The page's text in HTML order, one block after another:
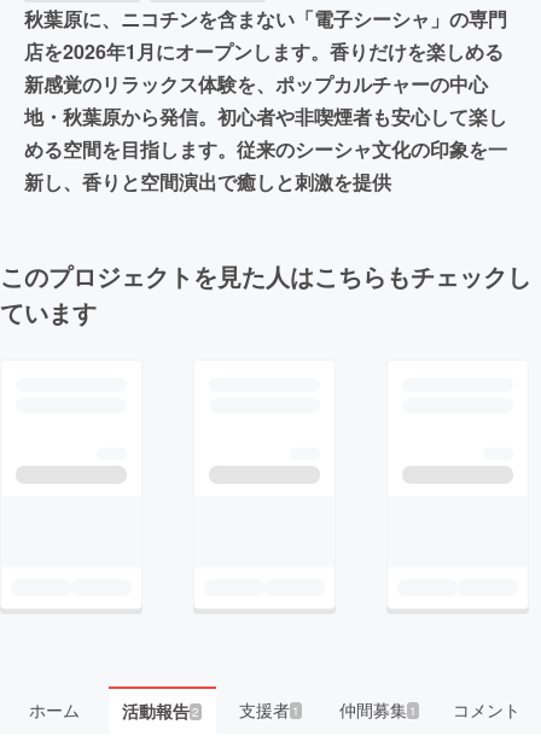
秋葉原に、ニコチンを含まない「電子シーシャ」の専門
店を2026年1月にオープンします。香りだけを楽しめる
新感覚のリラックス体験を、ポップカルチャーの中心
地・秋葉原から発信。初心者や非喫煙者も安心して楽し
める空間を目指します。従来のシーシャ文化の印象を一
新し、香りと空間演出で癒しと刺激を提供
このプロジェクトを見た人はこちらもチェックし
ています
ホーム 活動報告2 支援者 1 仲間募集 1 コメント